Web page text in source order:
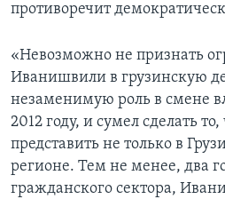
противоречит
«Невозможно не признать
Иванишвили в грузинскую
незаменимую роль в смене
2012 году, и сумел сделать
представить не только в
регионе. Тем не менее, два
гражданского сектора,